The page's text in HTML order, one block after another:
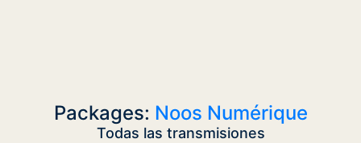
Packages: Noos Numérique
Todas las transmisiones